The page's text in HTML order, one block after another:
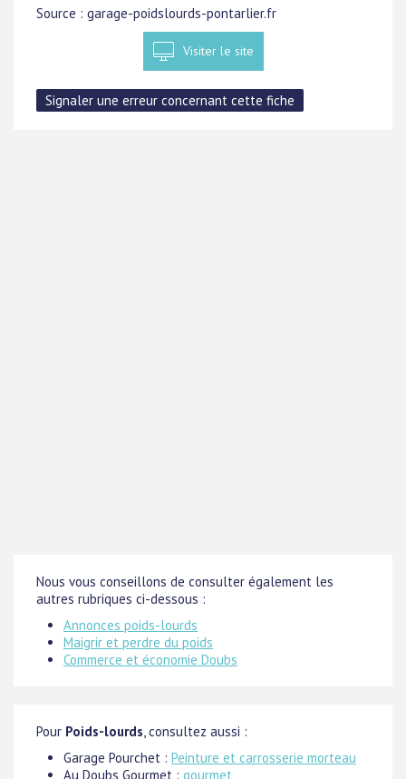
Source : garage-poidslourds-pontarlier.fr
Visiter le site
Nous vous conseillons de consulter également les
autres rubriques ci-dessous :
Annonces poids-lourds
Maigrir et perdre du poids
Commerce et économie Doubs
Pour Poids-lourds, consultez aussi :
Garage Pourchet : Peinture et carrosserie morteau
Au Doubs Gourmet : gourmet